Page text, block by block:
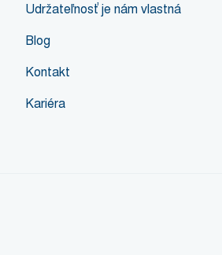
Udržateľnosť je nám vlastná
Blog
Kontakt
Kariéra